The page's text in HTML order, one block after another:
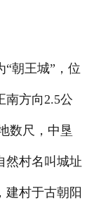
朝王城”，位
南方向2.5公
数尺，中垦
然村名叫城址
建村于古朝阳